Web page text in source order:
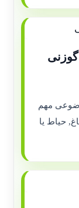
مهم
حیاط یا